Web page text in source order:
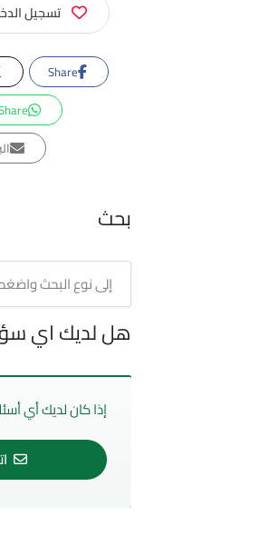
تسجيل
Share
Share
بحث
هل لديك اي
إذا كان لديك أي